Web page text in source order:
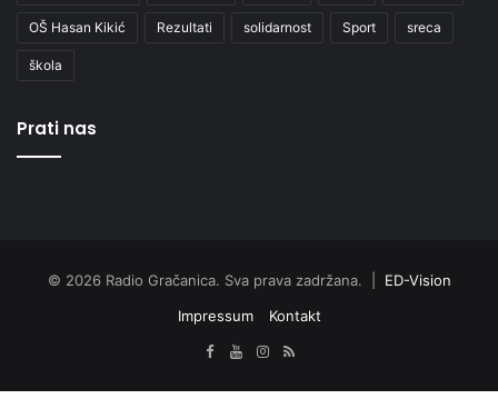
OŠ Hasan Kikić Rezultati solidarnost Sport sreca
škola
Prati nas
© 2026 Radio Gračanica. Sva prava zadržana. | ED-Vision
Impressum
Kontakt